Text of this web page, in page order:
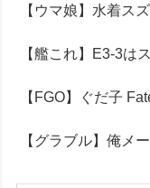
【ウマ娘】水着ス
【艦これ】E3-3は
【FGO】ぐだ子
【グラブル】俺メ